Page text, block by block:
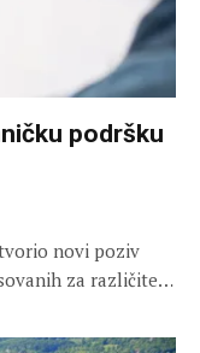
podršku
novi poziv
za različite…